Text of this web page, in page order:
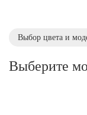
Выбор цвета и
Выберите